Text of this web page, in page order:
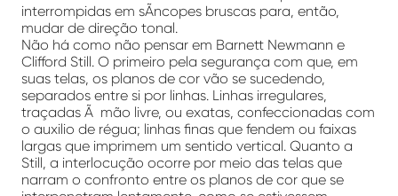
interrompidas em sÃ­ncopes bruscas para, então,
mudar de direção tonal.
Não há como não pensar em Barnett Newmann e
Clifford Still. O primeiro pela segurança com que, em
suas telas, os planos de cor vão se sucedendo,
separados entre si por linhas. Linhas irregulares,
traçadas Ã mão livre, ou exatas, confeccionadas com
o auxilio de régua; linhas finas que fendem ou faixas
largas que imprimem um sentido vertical. Quanto a
Still, a interlocução ocorre por meio das telas que
narram o confronto entre os planos de cor que se